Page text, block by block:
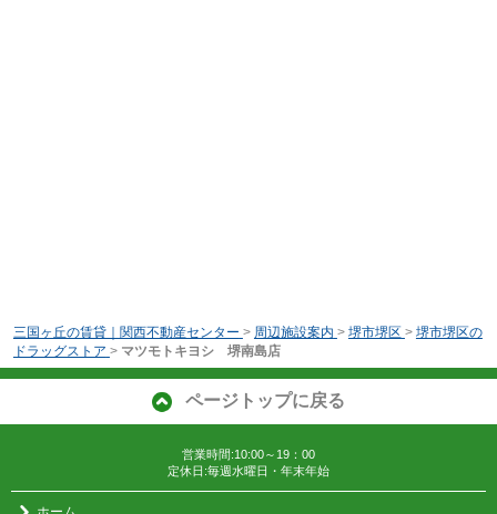
三国ヶ丘の賃貸｜関西不動産センター > 周辺施設案内 > 堺市堺区 > 堺市堺区の
ドラッグストア > マツモトキヨシ 堺南島店
ページトップに戻る
営業時間:10:00～19：00
定休日:毎週水曜日・年末年始